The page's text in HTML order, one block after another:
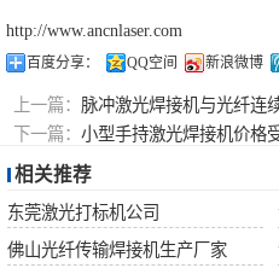
http://www.ancnlaser.com
百度分享： QQ空间 新浪微博
上一篇： 脉冲激光焊接机与光纤连
下一篇： 小型手持激光焊接机价格
相关推荐
东莞激光打标机公司
佛山光纤传输焊接机生产厂家